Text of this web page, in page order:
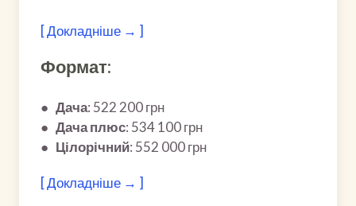
[ Докладніше → ]
Формат:
● Дача: 522 200 грн
● Дача плюс: 534 100 грн
● Цілорічний: 552 000 грн
[ Докладніше → ]